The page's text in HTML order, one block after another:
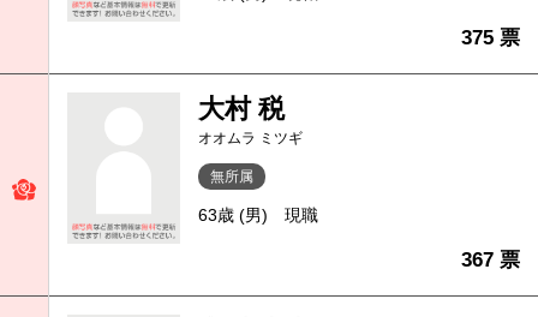
375 票
大村 税
オオムラ ミツギ
無所属
63歳 (男) 現職
367 票